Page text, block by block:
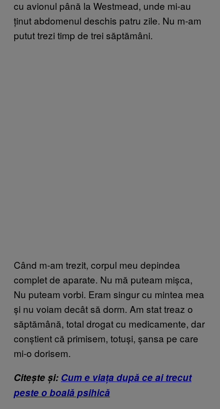
cu avionul până la Westmead, unde mi-au
ținut abdomenul deschis patru zile. Nu m-am
putut trezi timp de trei săptămâni.
Când m-am trezit, corpul meu depindea
complet de aparate. Nu mă puteam mișca,
Nu puteam vorbi. Eram singur cu mintea mea
și nu voiam decât să dorm. Am stat treaz o
săptămână, total drogat cu medicamente, dar
conștient că primisem, totuși, șansa pe care
mi-o dorisem.
Citește și: Cum e viața după ce ai trecut
peste o boală psihică